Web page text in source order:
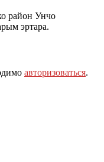
район Унчо
эртара.
авторизоваться.